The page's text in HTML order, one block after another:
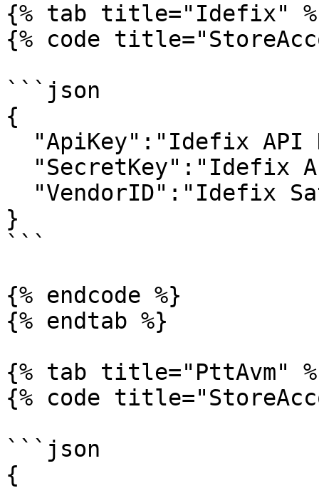
{% tab title="Idefix"
{% code
```json
{
}
```
{% endcode %}
{% endtab %}
{% tab title="PttAvm"
{% code
```json
{